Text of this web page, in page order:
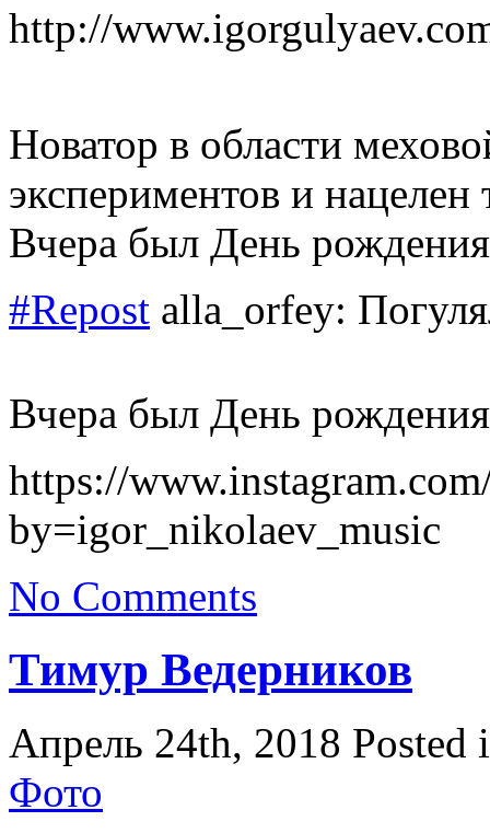
http://
Новатор в области
экспериментов и
Вчера был День
#Repost alla_orfey:
Вчера был День
https://
by=igor_nikolaev_music
No Comments
Тимур Ведерников
Апрель 24th, 2018 Posted
Фото